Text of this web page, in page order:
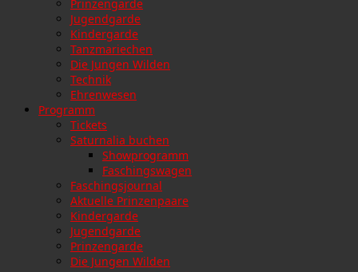
Prinzengarde
Jugendgarde
Kindergarde
Tanzmariechen
Die Jungen Wilden
Technik
Ehrenwesen
Programm
Tickets
Saturnalia buchen
Showprogramm
Faschingswagen
Faschingsjournal
Aktuelle Prinzenpaare
Kindergarde
Jugendgarde
Prinzengarde
Die Jungen Wilden